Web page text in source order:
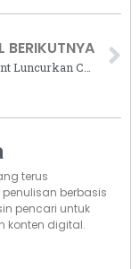
BERIKUTNYA
Kansai Paint Luncurkan Cat Tembok Eksterior dan Interior Terbaik, Tahan Terhadap Cuaca Ekstrem!
terus
berbasis
pencari untuk
konten digital.